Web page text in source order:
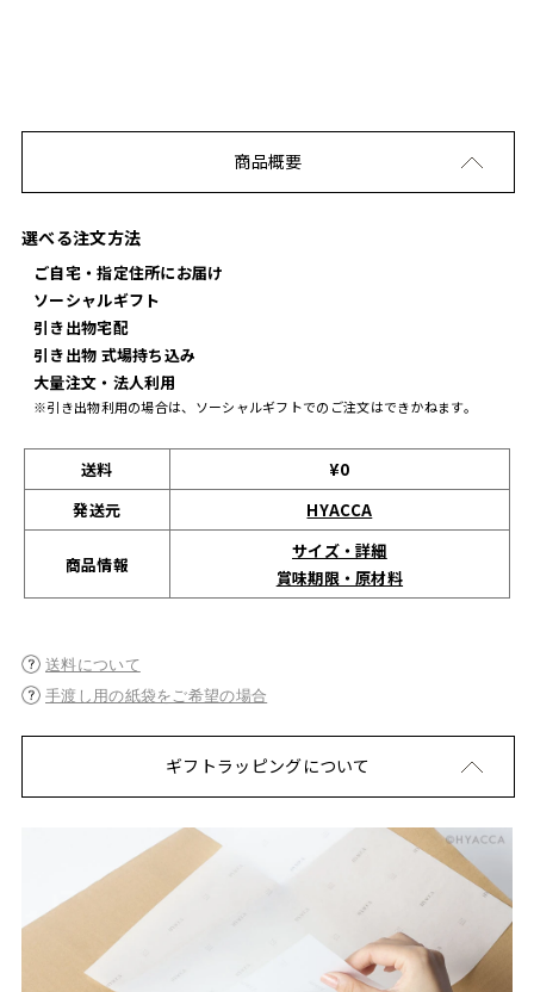
商品概要
選べる注文方法
ご自宅・指定住所にお届け
ソーシャルギフト
引き出物宅配
引き出物 式場持ち込み
大量注文・法人利用
※引き出物利用の場合は、ソーシャルギフトでのご注文はできかねます。
送料
¥0
発送元
HYACCA
商品情報
サイズ・詳細
賞味期限・原材料
送料について
手渡し用の紙袋をご希望の場合
ギフトラッピングについて